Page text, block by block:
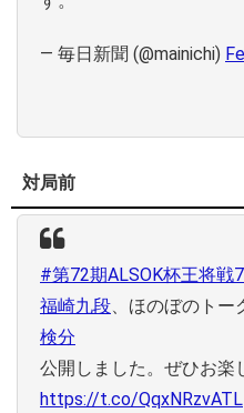
— 毎日新聞 (@mainichi)
対局前
#第72期ALSOK杯王将戦
福崎九段、ほのぼのト
検分
公開しました。ぜひお楽
https://t.co/QqxNRzvATL